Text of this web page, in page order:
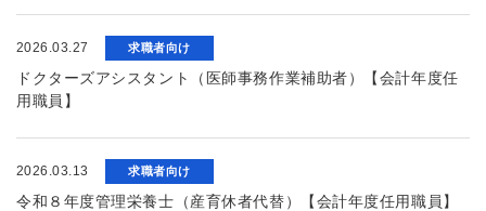
2026.03.27 求職者向け
ドクターズアシスタント（医師事務作業補助者）【会計年度任
用職員】
2026.03.13 求職者向け
令和８年度管理栄養士（産育休者代替）【会計年度任用職員】